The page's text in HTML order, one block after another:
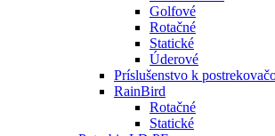
Golfové
Rotačné
Statické
Úderové
Príslušenstvo k
RainBird
Rotačné
Statické